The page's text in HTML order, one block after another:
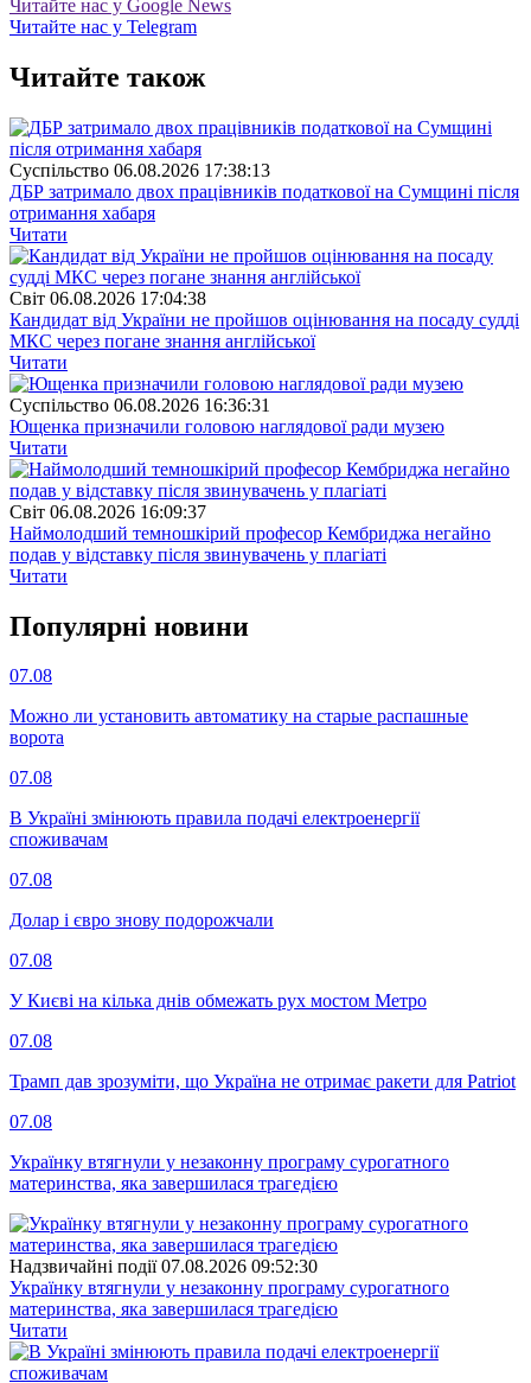
Читайте нас у Google News
Читайте нас у Telegram
Читайте також
Суспiльство 06.08.2026 17:38:13
ДБР затримало двох працівників податкової на Сумщині після
отримання хабаря
Читати
Свiт 06.08.2026 17:04:38
Кандидат від України не пройшов оцінювання на посаду судді
МКС через погане знання англійської
Читати
Суспiльство 06.08.2026 16:36:31
Ющенка призначили головою наглядової ради музею
Читати
Свiт 06.08.2026 16:09:37
Наймолодший темношкірий професор Кембриджа негайно
подав у відставку після звинувачень у плагіаті
Читати
Популярнi новини
07.08
Можно ли установить автоматику на старые распашные
ворота
07.08
В Україні змінюють правила подачі електроенергії
споживачам
07.08
Долар і євро знову подорожчали
07.08
У Києві на кілька днів обмежать рух мостом Метро
07.08
Трамп дав зрозуміти, що Україна не отримає ракети для Patriot
07.08
Українку втягнули у незаконну програму сурогатного
материнства, яка завершилася трагедією
Надзвичайні події 07.08.2026 09:52:30
Українку втягнули у незаконну програму сурогатного
материнства, яка завершилася трагедією
Читати